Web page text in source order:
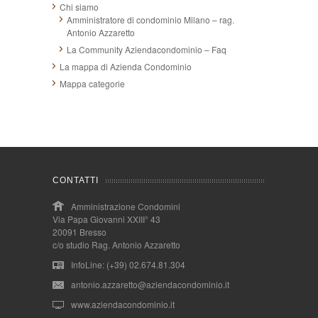
Chi siamo
Amministratore di condominio Milano – rag.
Antonio Azzaretto
La Community Aziendacondominio – Faq
La mappa di Azienda Condominio
Mappa categorie
CONTATTI
Amministrazione Condomini
Via Papa Giovanni XXIII° 43
20091 Bresso
c/o studio Rag. Antonio Azzaretto
InfoLine: (+39) 02.674.81.304
antonio.azzaretto@aziendacondominio.it
www.aziendacondominio.it